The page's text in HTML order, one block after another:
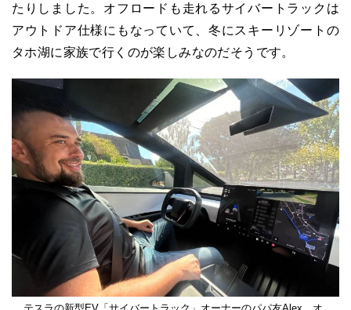
たりしました。オフロードも走れるサイバートラックは
アウトドア仕様にもなっていて、冬にスキーリゾートの
タホ湖に家族で行くのが楽しみなのだそうです。